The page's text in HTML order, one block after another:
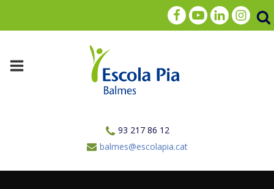
93 217 86 12
balmes@escolapia.cat